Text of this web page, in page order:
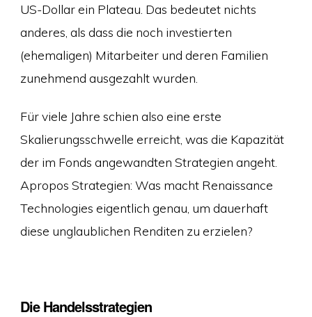
US-Dollar ein Plateau. Das bedeutet nichts
anderes, als dass die noch investierten
(ehemaligen) Mitarbeiter und deren Familien
zunehmend ausgezahlt wurden.
Für viele Jahre schien also eine erste
Skalierungsschwelle erreicht, was die Kapazität
der im Fonds angewandten Strategien angeht.
Apropos Strategien: Was macht Renaissance
Technologies eigentlich genau, um dauerhaft
diese unglaublichen Renditen zu erzielen?
Die Handelsstrategien